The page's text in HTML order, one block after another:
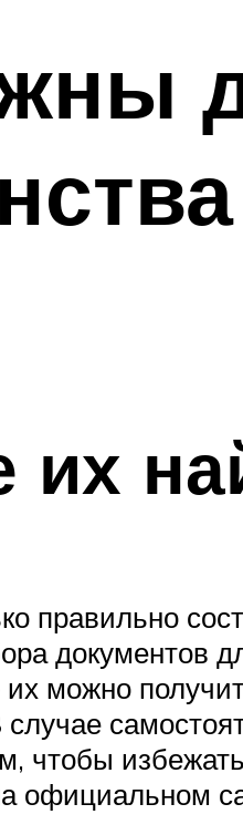
их
правильно
документов
можно
чтобы
официальном